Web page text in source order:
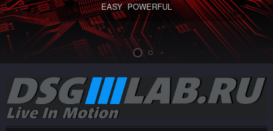
EASY POWERFUL